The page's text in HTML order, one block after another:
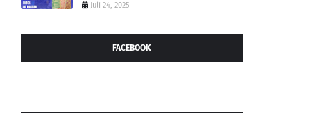
Juli 24, 2025
FACEBOOK